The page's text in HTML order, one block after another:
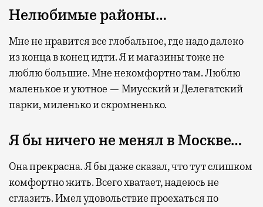
Нелюбимые районы…
Мне не нравится все глобальное, где надо далеко
из конца в конец идти. Я и магазины тоже не
люблю большие. Мне некомфортно там. Люблю
маленькое и уютное — Миусский и Делегатский
парки, миленько и скромненько.
Я бы ничего не менял в Москве…
Она прекрасна. Я бы даже сказал, что тут слишком
комфортно жить. Всего хватает, надеюсь не
сглазить. Имел удовольствие проехаться по